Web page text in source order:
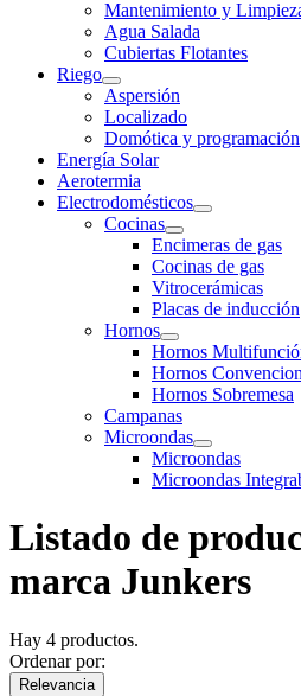
Mantenimiento y
Agua Salada
Cubiertas Flotantes
Riego
Aspersión
Localizado
Domótica y programación
Energía Solar
Aerotermia
Electrodomésticos
Cocinas
Encimeras de gas
Cocinas de gas
Vitrocerámicas
Placas de inducción
Hornos
Hornos
Hornos
Hornos Sobremesa
Campanas
Microondas
Microondas
Microondas
Listado de
marca Junkers
Hay 4 productos.
Ordenar por:
Relevancia